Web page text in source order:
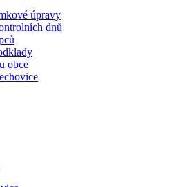
úpravy
dnů
obce